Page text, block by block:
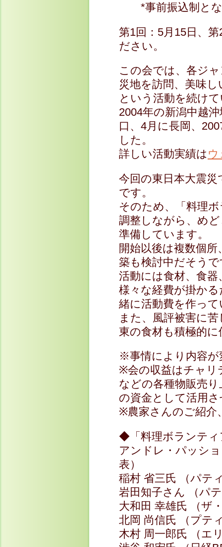
*事前振込制とな
第1回：5月15日、
ださい。
この会では、各ジ
災地を訪問、美味
という活動を続け
2004年の新潟中越
口、4月に長岡、
した。
詳しい活動実績は
今回の東日本大震
です。
そのため、「料理
調整しながら、め
準備しています。
開始以後は複数個
築も検討中だそう
活動には食材、食
様々な経費が掛か
緒に活動費を作っ
また、風評被害に
東の食材も積極的
※事情により内容が
※会の収益はチャリ
などの各種物販売
の資金として活用
※農家さんのご紹介
◆「料理ボランティ
アンドレ・パッ
表）
稲村 省三氏 （パテ
岩田知子さん （パ
大和田 幸雄氏 （ザ
北岡 尚信氏 （プテ
木村 周一郎氏 （エ